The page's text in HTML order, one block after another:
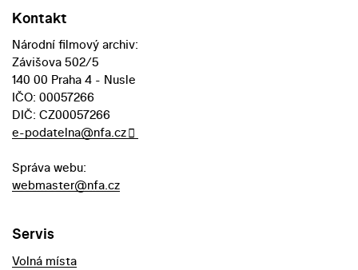
Kontakt
Národní filmový archiv:
Závišova 502/5
140 00 Praha 4 - Nusle
IČO: 00057266
DIČ: CZ00057266
e-podatelna@nfa.cz
Správa webu:
webmaster@nfa.cz
Servis
Volná místa